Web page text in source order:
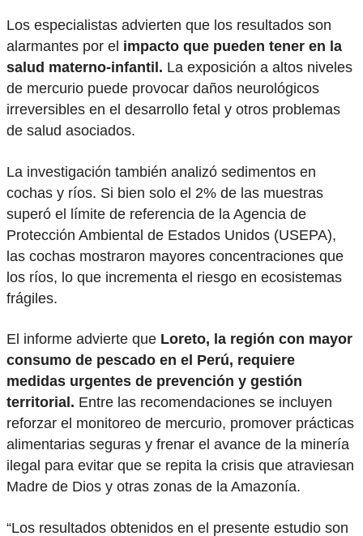
Los especialistas advierten que los resultados son
alarmantes por el impacto que pueden tener en la
salud materno-infantil. La exposición a altos niveles
de mercurio puede provocar daños neurológicos
irreversibles en el desarrollo fetal y otros problemas
de salud asociados.
La investigación también analizó sedimentos en
cochas y ríos. Si bien solo el 2% de las muestras
superó el límite de referencia de la Agencia de
Protección Ambiental de Estados Unidos (USEPA),
las cochas mostraron mayores concentraciones que
los ríos, lo que incrementa el riesgo en ecosistemas
frágiles.
El informe advierte que Loreto, la región con mayor
consumo de pescado en el Perú, requiere
medidas urgentes de prevención y gestión
territorial. Entre las recomendaciones se incluyen
reforzar el monitoreo de mercurio, promover prácticas
alimentarias seguras y frenar el avance de la minería
ilegal para evitar que se repita la crisis que atraviesan
Madre de Dios y otras zonas de la Amazonía.
“Los resultados obtenidos en el presente estudio son